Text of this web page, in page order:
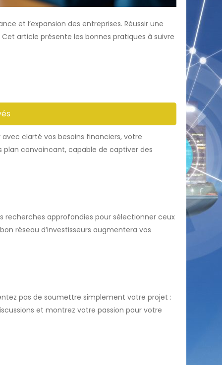
et l’expansion des entreprises. Réussir une
article présente les bonnes pratiques à suivre
clarté vos besoins financiers, votre
plan convaincant, capable de captiver des
recherches approfondies pour sélectionner ceux
réseau d’investisseurs augmentera vos
pas de soumettre simplement votre projet :
et montrez votre passion pour votre